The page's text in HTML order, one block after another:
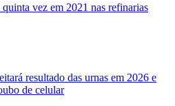
vez em 2021 nas refinarias
resultado das urnas em 2026 e
de celular